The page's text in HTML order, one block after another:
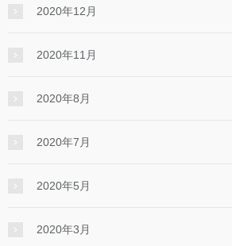
2020年12月
2020年11月
2020年8月
2020年7月
2020年5月
2020年3月